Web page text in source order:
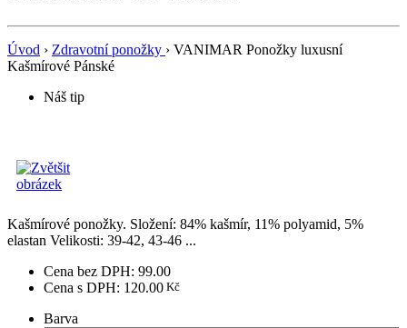
Úvod › Zdravotní ponožky › VANIMAR Ponožky luxusní
Kašmírové Pánské
Náš tip
Kašmírové ponožky. Složení: 84% kašmír, 11% polyamid, 5%
elastan Velikosti: 39-42, 43-46 ...
Cena bez DPH: 99.00
Cena s DPH: 120.00
Barva